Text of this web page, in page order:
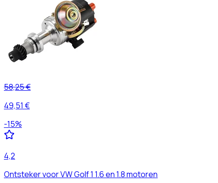
58,25 €
49,51 €
-15%
4,2
Ontsteker voor VW Golf 1 1.6 en 1.8 motoren